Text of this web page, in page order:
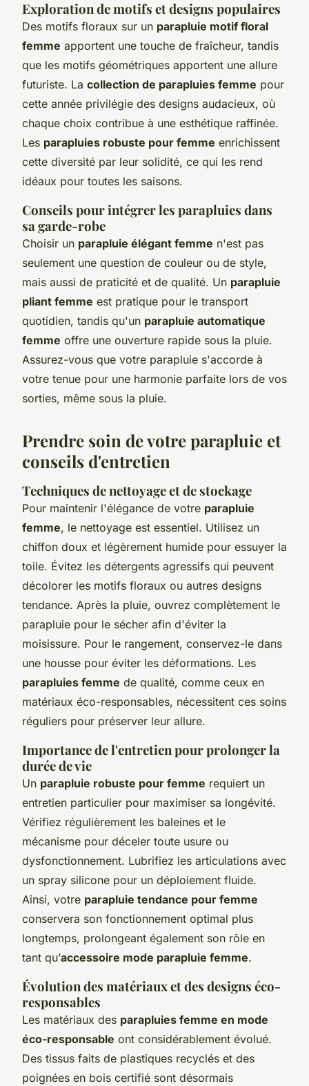
Exploration de motifs et designs populaires
Des motifs floraux sur un parapluie motif floral
femme apportent une touche de fraîcheur, tandis
que les motifs géométriques apportent une allure
futuriste. La collection de parapluies femme pour
cette année privilégie des designs audacieux, où
chaque choix contribue à une esthétique raffinée.
Les parapluies robuste pour femme enrichissent
cette diversité par leur solidité, ce qui les rend
idéaux pour toutes les saisons.
Conseils pour intégrer les parapluies dans
sa garde-robe
Choisir un parapluie élégant femme n'est pas
seulement une question de couleur ou de style,
mais aussi de praticité et de qualité. Un parapluie
pliant femme est pratique pour le transport
quotidien, tandis qu'un parapluie automatique
femme offre une ouverture rapide sous la pluie.
Assurez-vous que votre parapluie s'accorde à
votre tenue pour une harmonie parfaite lors de vos
sorties, même sous la pluie.
Prendre soin de votre parapluie et
conseils d'entretien
Techniques de nettoyage et de stockage
Pour maintenir l'élégance de votre parapluie
femme, le nettoyage est essentiel. Utilisez un
chiffon doux et légèrement humide pour essuyer la
toile. Évitez les détergents agressifs qui peuvent
décolorer les motifs floraux ou autres designs
tendance. Après la pluie, ouvrez complètement le
parapluie pour le sécher afin d'éviter la
moisissure. Pour le rangement, conservez-le dans
une housse pour éviter les déformations. Les
parapluies femme de qualité, comme ceux en
matériaux éco-responsables, nécessitent ces soins
réguliers pour préserver leur allure.
Importance de l'entretien pour prolonger la
durée de vie
Un parapluie robuste pour femme requiert un
entretien particulier pour maximiser sa longévité.
Vérifiez régulièrement les baleines et le
mécanisme pour déceler toute usure ou
dysfonctionnement. Lubrifiez les articulations avec
un spray silicone pour un déploiement fluide.
Ainsi, votre parapluie tendance pour femme
conservera son fonctionnement optimal plus
longtemps, prolongeant également son rôle en
tant qu’accessoire mode parapluie femme.
Évolution des matériaux et des designs éco-
responsables
Les matériaux des parapluies femme en mode
éco-responsable ont considérablement évolué.
Des tissus faits de plastiques recyclés et des
poignées en bois certifié sont désormais